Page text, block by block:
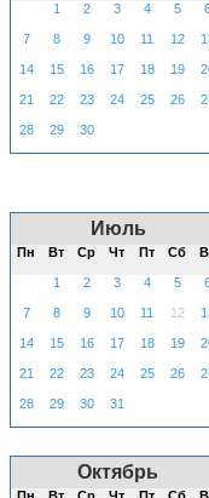
1 2 3 4 5
7 8 9 10 11 12
14 15 16 17 18 19
21 22 23 24 25 26
28 29 30
Июль
Пн Вт Ср Чт Пт Сб
1 2 3 4 5
7 8 9 10 11 12
14 15 16 17 18 19
21 22 23 24 25 26
28 29 30 31
Октябрь